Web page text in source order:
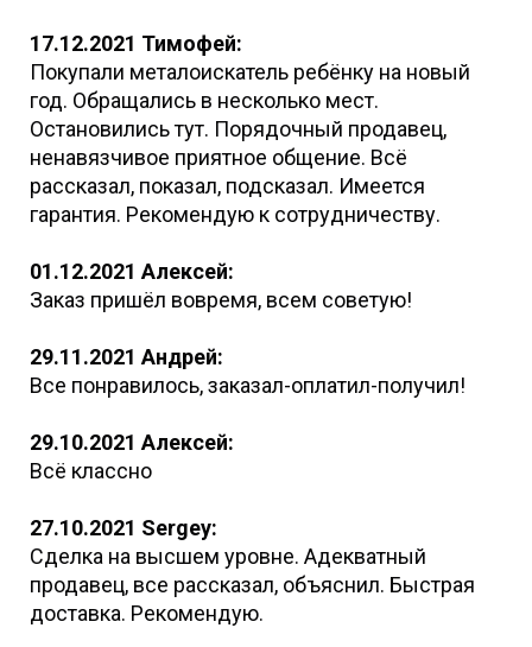
17.12.2021 Тимофей:
Покупали металоискатель ребёнку на новый
год. Обращались в несколько мест.
Остановились тут. Порядочный продавец,
ненавязчивое приятное общение. Всё
рассказал, показал, подсказал. Имеется
гарантия. Рекомендую к сотрудничеству.
01.12.2021 Алексей:
Заказ пришёл вовремя, всем советую!
29.11.2021 Андрей:
Все понравилось, заказал-оплатил-получил!
29.10.2021 Алексей:
Всё классно
27.10.2021 Sergey:
Сделка на высшем уровне. Адекватный
продавец, все рассказал, объяснил. Быстрая
доставка. Рекомендую.